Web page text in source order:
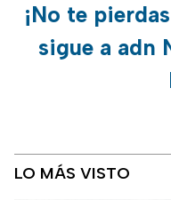
¡No te
sigue a adn
LO MÁS VISTO